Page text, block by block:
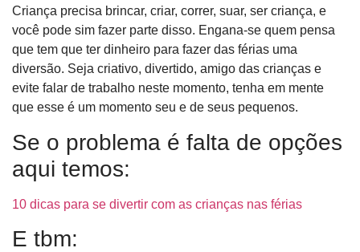
Criança precisa brincar, criar, correr, suar, ser criança, e
você pode sim fazer parte disso. Engana-se quem pensa
que tem que ter dinheiro para fazer das férias uma
diversão. Seja criativo, divertido, amigo das crianças e
evite falar de trabalho neste momento, tenha em mente
que esse é um momento seu e de seus pequenos.
Se o problema é falta de opções
aqui temos:
10 dicas para se divertir com as crianças nas férias
E tbm: